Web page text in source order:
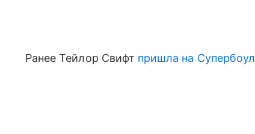
Ранее Тейлор Свифт пришла на